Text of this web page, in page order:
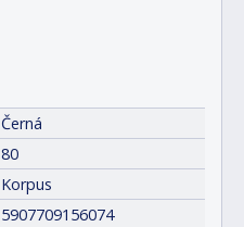
Černá
80
Korpus
5907709156074